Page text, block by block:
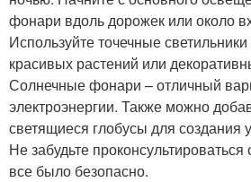
фонари вдоль дорожек или около
Используйте точечные
красивых растений или
Солнечные фонари – отличный
электроэнергии. Также можно
светящиеся глобусы для
Не забудьте
все было безопасно.